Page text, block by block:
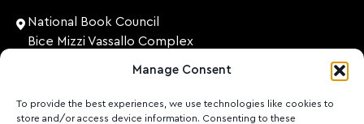
Manage Consent
To provide the best experiences, we use technologies like cookies to
store and/or access device information. Consenting to these
National Book Council
Bice Mizzi Vassallo Complex
Malta